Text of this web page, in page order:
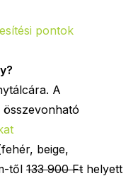
pontok
A
összevonható
beige,
től 133 900 Ft helyett